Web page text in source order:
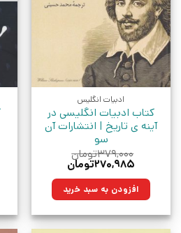
ادبیات انگلیس
کتاب ادبیات انگلیسی در
آینه ی تاریخ | انتشارات آن
سو
۳۷۹,۰۰۰تومان
قیمت
۳۷۹,۰۰۰تومان
بود.
۲۷۰,۹۸۵تومان
۲۷۰,۹۸۵تومان.افزودن به سبد خرید